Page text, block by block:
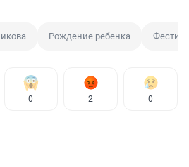
Рождение ребенка
0 2 0